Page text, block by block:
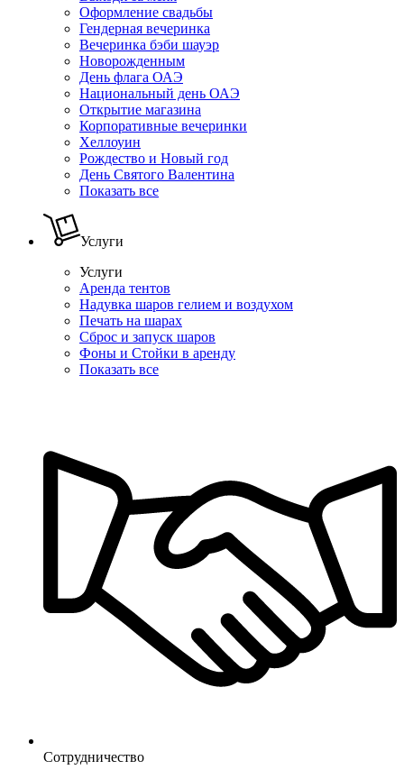
Оформление свадьбы
Гендерная вечеринка
Вечеринка бэби шауэр
Новорожденным
День флага ОАЭ
Национальный день ОАЭ
Открытие магазина
Корпоративные вечеринки
Хеллоуин
Рождество и Новый год
День Святого Валентина
Показать все
Услуги
Услуги
Аренда тентов
Надувка шаров гелием и воздухом
Печать на шарах
Сброс и запуск шаров
Фоны и Стойки в аренду
Показать все
Сотрудничество